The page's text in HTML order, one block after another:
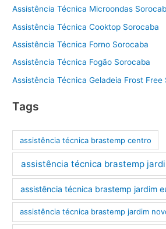
Assistência Técnica Microondas
Assistência Técnica Cooktop Sorocaba
Assistência Técnica Forno Sorocaba
Assistência Técnica Fogão Sorocaba
Assistência Técnica Geladeia Frost Free
Tags
assistência técnica brastemp centro
assistência técnica brastemp
assistência técnica brastemp jardim
assistência técnica brastemp jardim